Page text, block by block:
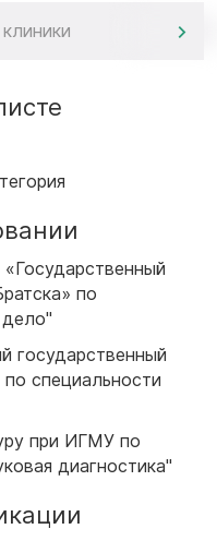
по
государственный
специальности
при ИГМУ по
диагностика"